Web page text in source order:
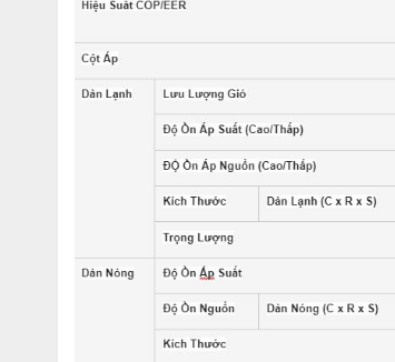
5 năm về trước thì máy điều hòa nối ống gió
không khí của người tiêu dùng. Nhưng giờ
chú trọng thì máy điều hòa nối ống gió là giải
Với công suất 43.000BTU, Điều hòa giấu trần